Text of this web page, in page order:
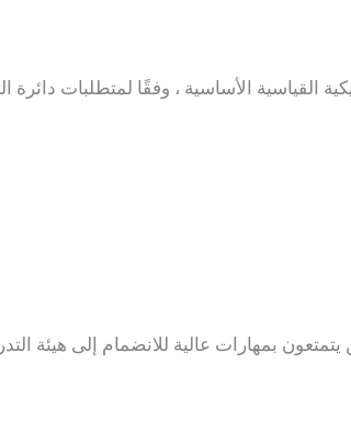
القياسية الأساسية ، وفقًا لمتطلبات دائرة